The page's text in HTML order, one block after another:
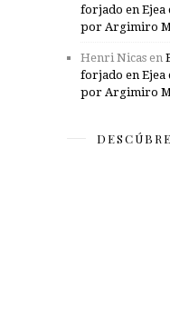
forjado en Ejea
por Argimiro
Henri Nicas en
forjado en Ejea
por Argimiro